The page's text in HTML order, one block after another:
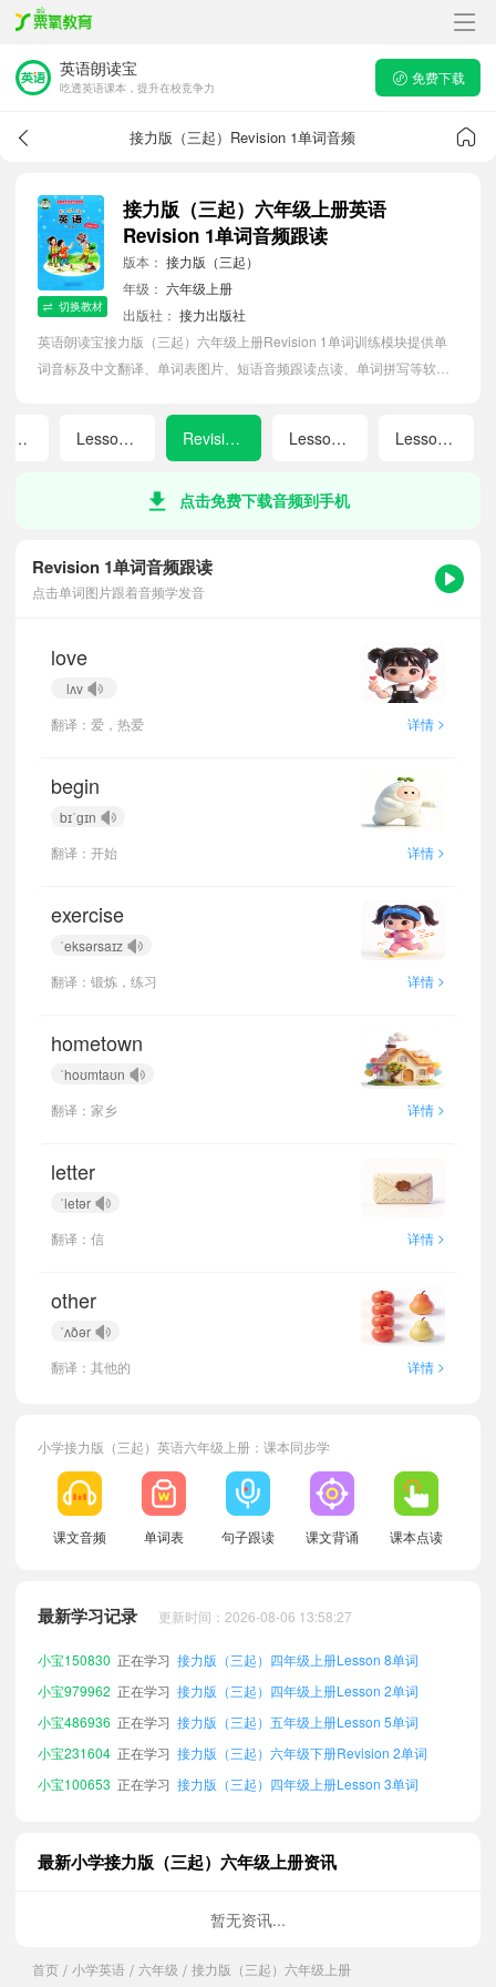
英语朗读宝
吃透英语课本，提升在校竞争力
免费下载
接力版（三起）Revision 1单词音频
切换教材
接力版（三起）六年级上册英语
Revision 1单词音频跟读
版本： 接力版（三起）
年级： 六年级上册
出版社： 接力出版社
英语朗读宝接力版（三起）六年级上册Revision 1单词训练模块提供单
词音标及中文翻译、单词表图片、短语音频跟读点读、单词拼写等软件
Lesson 3 Lesson 4 Revision 1 Lesson 5 Lesson 6
点击免费下载音频到手机
Revision 1单词音频跟读
点击单词图片跟着音频学发音
love
lʌv
翻译：爱，热爱
详情 >
begin
bɪˈɡɪn
翻译：开始
详情 >
exercise
ˈeksərsaɪz
翻译：锻炼，练习
详情 >
hometown
ˈhoʊmtaʊn
翻译：家乡
详情 >
letter
ˈletər
翻译：信
详情 >
other
ˈʌðər
翻译：其他的
详情 >
小学接力版（三起）英语六年级上册：课本同步学
课文音频 单词表 句子跟读 课文背诵 课本点读
最新学习记录 更新时间：2026-08-06 13:58:27
小宝785513 正在学习 接力版（三起）五年级下册Lesson 5单词
小宝150830 正在学习 接力版（三起）四年级上册Lesson 8单词
小宝979962 正在学习 接力版（三起）四年级上册Lesson 2单词
小宝486936 正在学习 接力版（三起）五年级上册Lesson 5单词
小宝231604 正在学习 接力版（三起）六年级下册Revision 2单词
小宝100653 正在学习 接力版（三起）四年级上册Lesson 3单词
小宝579802 正在学习
接力版（三起）三年级上册Lesson 7单词
小宝366940 正在学习 接力版（三起）三年级下册Lesson 4单词
最新小学接力版（三起）六年级上册资讯
暂无资讯...
首页 / 小学英语 / 六年级 / 接力版（三起）六年级上册